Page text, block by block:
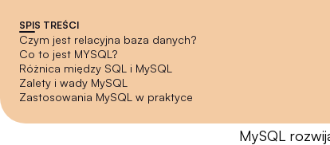
SPIS TREŚCI
Czym jest relacyjna baza danych?
Co to jest MYSQL?
Różnica między SQL i MySQL
Zalety i wady MySQL
Zastosowania MySQL w praktyce
MySQL